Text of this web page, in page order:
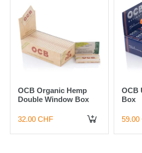
OCB Organic Hemp
Double Window Box
32.00 CHF
OCB
Box
59.00